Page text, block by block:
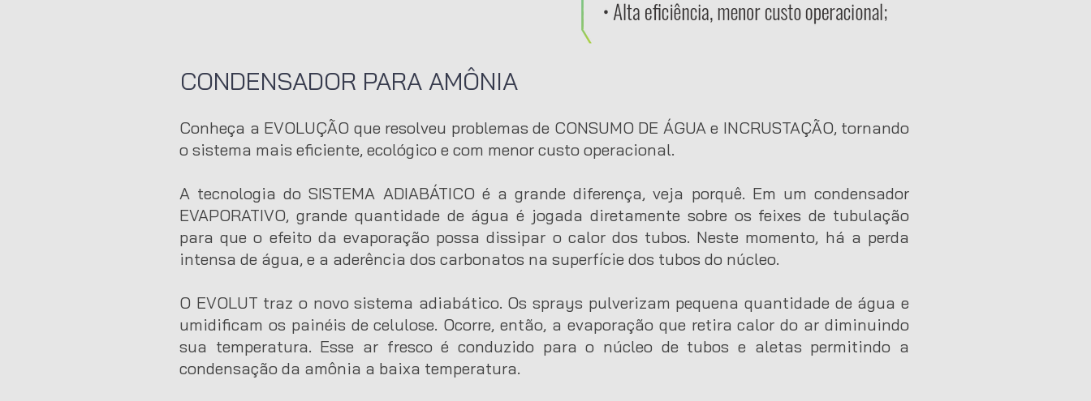
CONDENSADOR PARA AMÔNIA
Conheça a EVOLUÇÃO que resolveu problemas de CONSUMO DE ÁGUA e INCRUSTAÇÃO, tornando
o sistema mais eficiente, ecológico e com menor custo operacional.
A tecnologia do SISTEMA ADIABÁTICO é a grande diferença, veja porquê. Em um condensador
EVAPORATIVO, grande quantidade de água é jogada diretamente sobre os feixes de tubulação
para que o efeito da evaporação possa dissipar o calor dos tubos. Neste momento, há a perda
intensa de água, e a aderência dos carbonatos na superfície dos tubos do núcleo.
O EVOLUT traz o novo sistema adiabático. Os sprays pulverizam pequena quantidade de água e
umidificam os painéis de celulose. Ocorre, então, a evaporação que retira calor do ar diminuindo
sua temperatura. Esse ar fresco é conduzido para o núcleo de tubos e aletas permitindo a
condensação da amônia a baixa temperatura.